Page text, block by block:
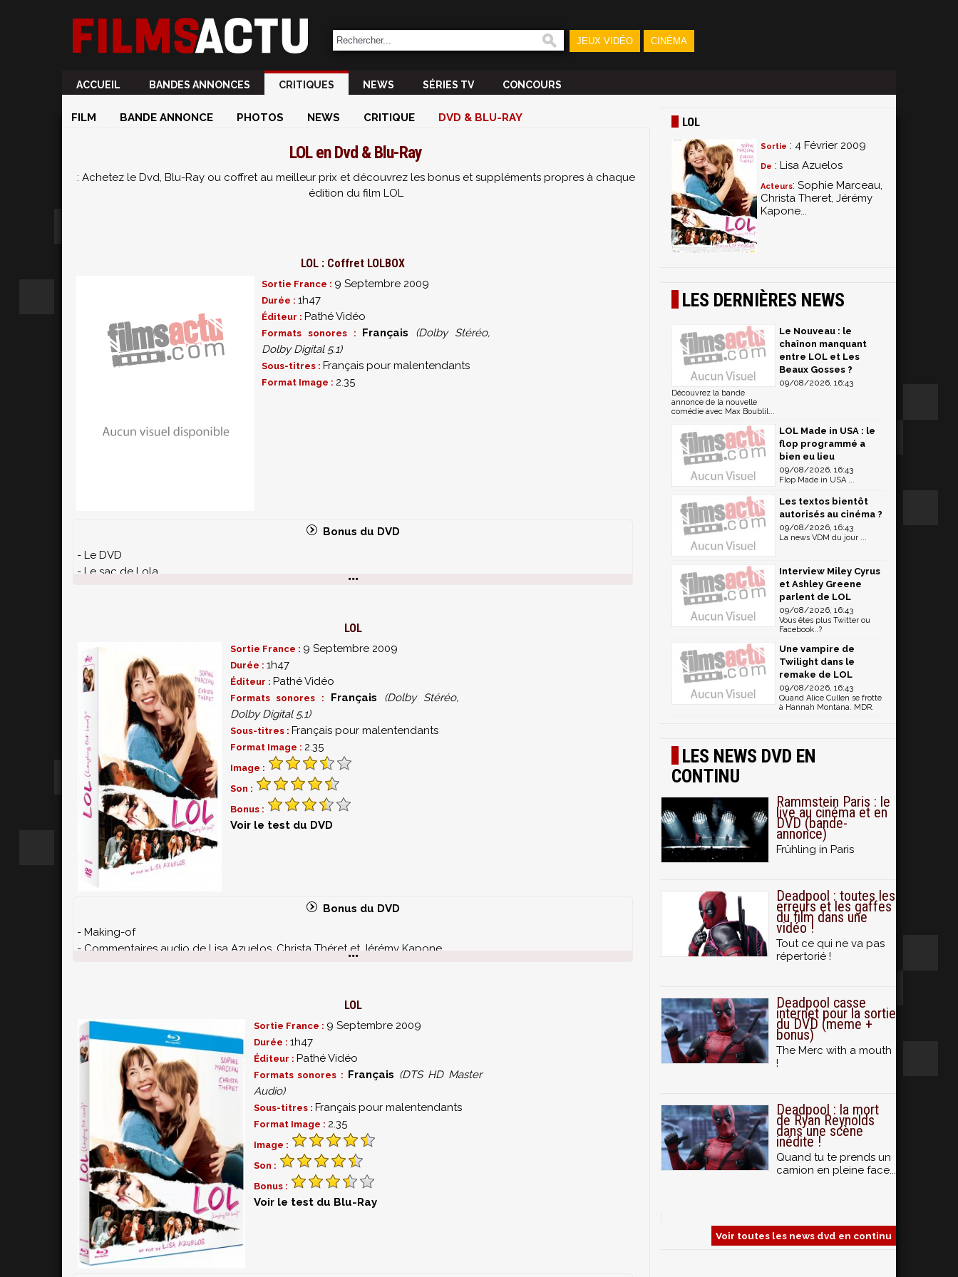
JEUX VIDÉO CINÉMA
ACCUEIL BANDES ANNONCES CRITIQUES NEWS SÉRIES TV CONCOURS
FILM BANDE ANNONCE PHOTOS NEWS CRITIQUE DVD & BLU-RAY
LOL en Dvd & Blu-Ray
: Achetez le Dvd, Blu-Ray ou coffret au meilleur prix et découvrez les bonus et suppléments propres à chaque
édition du film LOL
LOL : Coffret LOLBOX
Sortie France : 9 Septembre 2009
Durée : 1h47
Éditeur : Pathé Vidéo
Formats sonores : Français
(Dolby Stéréo,
Dolby Digital 5.1)
Sous-titres : Français pour malentendants
Format Image : 2.35
Bonus du DVD
- Le DVD
- Le sac de Lola
LOL
Sortie France : 9 Septembre 2009
Durée : 1h47
Éditeur : Pathé Vidéo
Formats sonores : Français
(Dolby Stéréo,
Dolby Digital 5.1)
Sous-titres : Français pour malentendants
Format Image : 2.35
Image :
Son :
Bonus :
Voir le test du DVD
Bonus du DVD
- Making-of
- Commentaires audio de Lisa Azuelos, Christa Théret et Jérémy Kapone
LOL
Sortie France : 9 Septembre 2009
Durée : 1h47
Éditeur : Pathé Vidéo
Formats sonores : Français (DTS HD Master
Audio)
Sous-titres : Français pour malentendants
Format Image : 2.35
Image :
Son :
Bonus :
Voir le test du Blu-Ray
LOL
Sortie : 4 Février 2009
De : Lisa Azuelos
Acteurs: Sophie Marceau,
Christa Theret, Jérémy
Kapone...
LES DERNIÈRES NEWS
Le Nouveau : le
chaînon manquant
entre LOL et Les
Beaux Gosses ?
09/08/2026, 16:43
Découvrez la bande
annonce de la nouvelle
comédie avec Max Boublil...
LOL Made in USA : le
flop programmé a
bien eu lieu
09/08/2026, 16:43
Flop Made in USA ...
Les textos bientôt
autorisés au cinéma ?
09/08/2026, 16:43
La news VDM du jour ...
Interview Miley Cyrus
et Ashley Greene
parlent de LOL
09/08/2026, 16:43
Vous êtes plus Twitter ou
Facebook..?
Une vampire de
Twilight dans le
remake de LOL
09/08/2026, 16:43
Quand Alice Cullen se frotte
à Hannah Montana. MDR.
LES NEWS DVD EN
CONTINU
Rammstein Paris : le
live au cinéma et en
DVD (bande-
annonce)
Frühling in Paris
Deadpool : toutes les
erreurs et les gaffes
du film dans une
vidéo !
Tout ce qui ne va pas
répertorié !
Deadpool casse
internet pour la sortie
du DVD (meme +
bonus)
The Merc with a mouth
!
Deadpool : la mort
de Ryan Reynolds
dans une scène
inédite !
Quand tu te prends un
camion en pleine face...
Voir toutes les news dvd en continu